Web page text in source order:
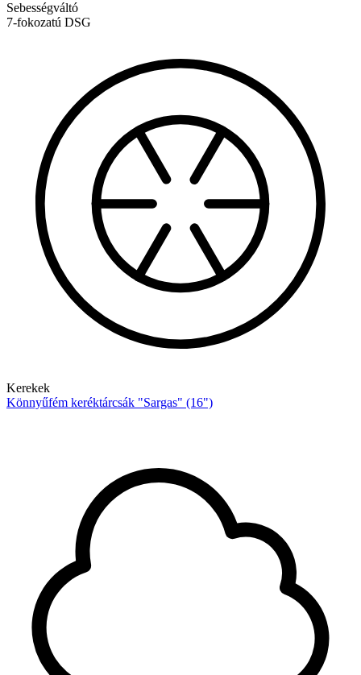
Sebességváltó
7-fokozatú DSG
Kerekek
Könnyűfém keréktárcsák "Sargas" (16")